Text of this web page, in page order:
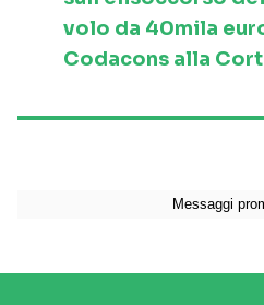
volo da 40mila
Codacons alla